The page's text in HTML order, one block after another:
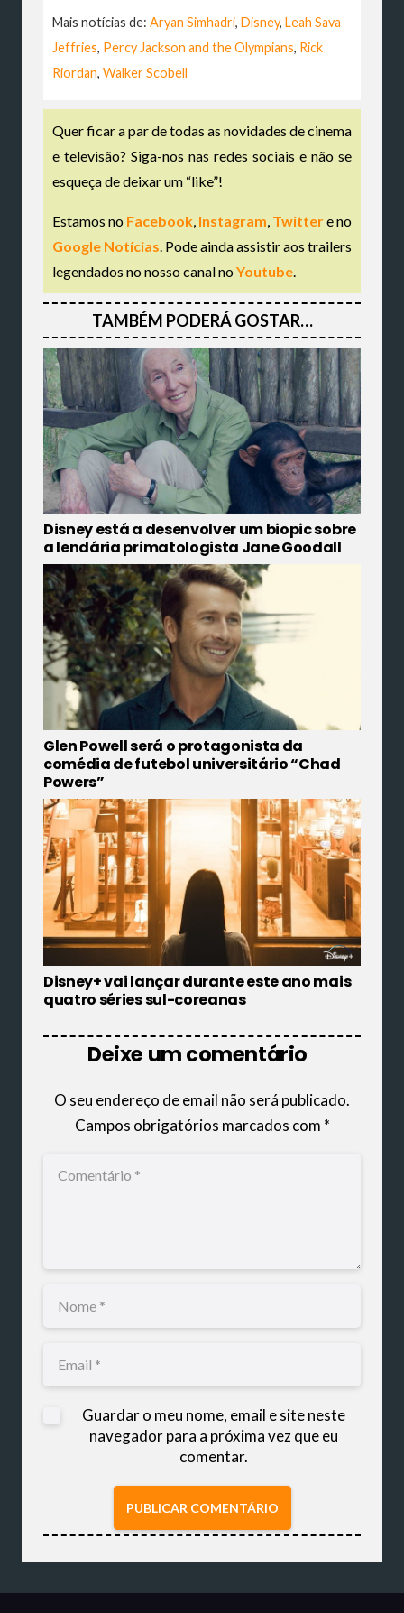
Mais notícias de: Aryan Simhadri, Disney, Leah Sava
Jeffries, Percy Jackson and the Olympians, Rick
Riordan, Walker Scobell
Quer ficar a par de todas as novidades de cinema
e televisão? Siga-nos nas redes sociais e não se
esqueça de deixar um “like”!
Estamos no Facebook Instagram Twittere no
Google Notícias . Pode ainda assistir aos trailers
legendados no nosso canal noYoutube
TAMBÉM PODERÁ GOSTAR…
Disney está a desenvolver um biopic sobre
a lendária primatologista Jane Goodall
Glen Powell será o protagonista da
comédia de futebol universitário “Chad
Powers”
Disney+ vai lançar durante este ano mais
quatro séries sul-coreanas
Deixe um comentário
O seu endereço de email não será publicado.
Campos obrigatórios marcados com *
Guardar o meu nome, email e site neste
navegador para a próxima vez que eu
comentar.
PUBLICAR COMENTÁRIO